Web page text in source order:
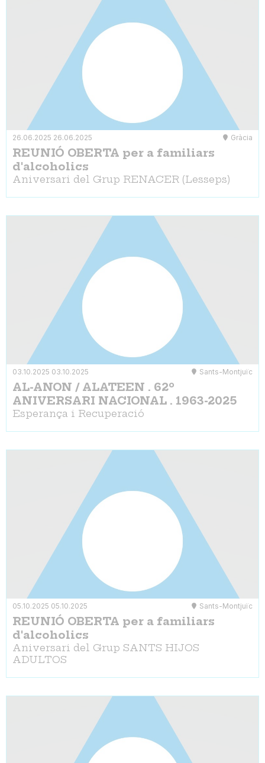
26.06.2025 26.06.2025 Gràcia
REUNIÓ OBERTA per a familiars
d'alcoholics
Aniversari del Grup RENACER (Lesseps)
03.10.2025 03.10.2025 Sants-Montjuïc
AL-ANON / ALATEEN . 62º
ANIVERSARI NACIONAL . 1963-2025
Esperança i Recuperació
05.10.2025 05.10.2025 Sants-Montjuïc
REUNIÓ OBERTA per a familiars
d'alcoholics
Aniversari del Grup SANTS HIJOS
ADULTOS